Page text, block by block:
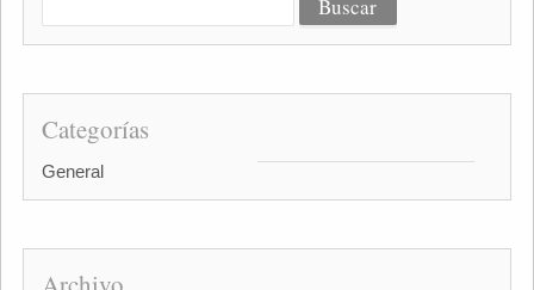
Categorías
General